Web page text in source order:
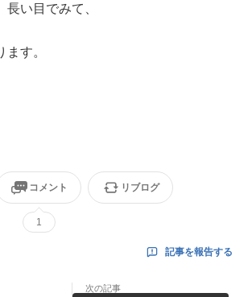
い目でみて、
す。
コメント
1
リブログ
記事を報告する
次の記事